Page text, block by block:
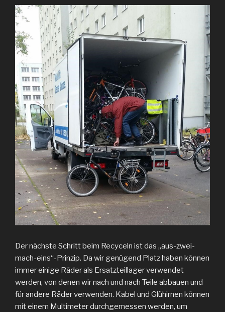
Der nächste Schritt beim Recyceln ist das „aus-zwei-
mach-eins“-Prinzip. Da wir genügend Platz haben können
immer einige Räder als Ersatzteillager verwendet
werden, von denen wir nach und nach Teile abbauen und
für andere Räder verwenden. Kabel und Glühirnen können
mit einem Multimeter durchgemessen werden, um